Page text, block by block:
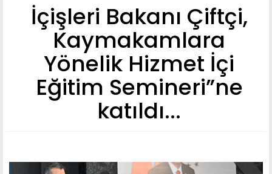
İçişleri Bakanı Çiftçi,
Kaymakamlara
Yönelik Hizmet İçi
Eğitim Semineri”ne
katıldı...